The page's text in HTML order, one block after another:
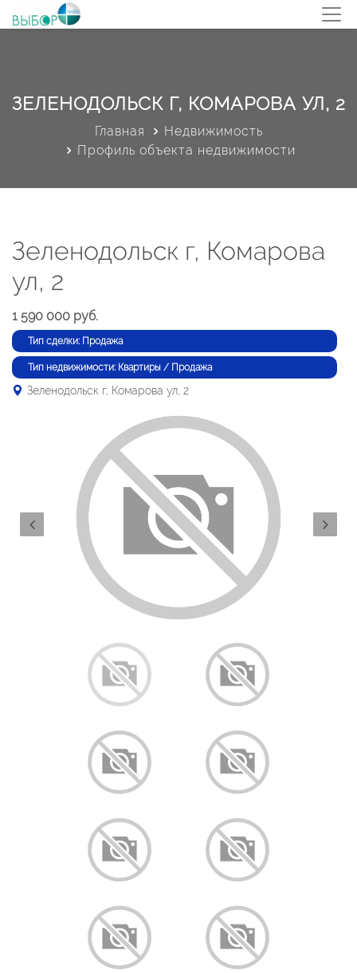
ЗЕЛЕНОДОЛЬСК Г, КОМАРОВА УЛ, 2
Главная
Недвижимость
Профиль объекта недвижимости
Зеленодольск г, Комарова
ул, 2
1 590 000 руб.
Тип сделки: Продажа
Тип недвижимости: Квартиры / Продажа
Зеленодольск г, Комарова ул, 2